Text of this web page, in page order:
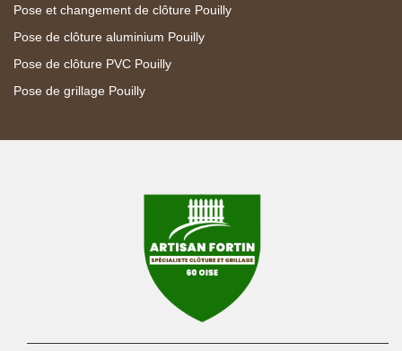
Pose et changement de clôture Pouilly
Pose de clôture aluminium Pouilly
Pose de clôture PVC Pouilly
Pose de grillage Pouilly